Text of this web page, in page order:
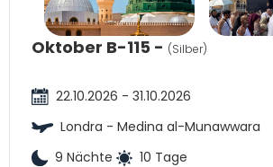
Oktober B-115 - (Silber)
22.10.2026 - 31.10.2026
Londra - Medina al-Munawwara
9 Nächte
10 Tage